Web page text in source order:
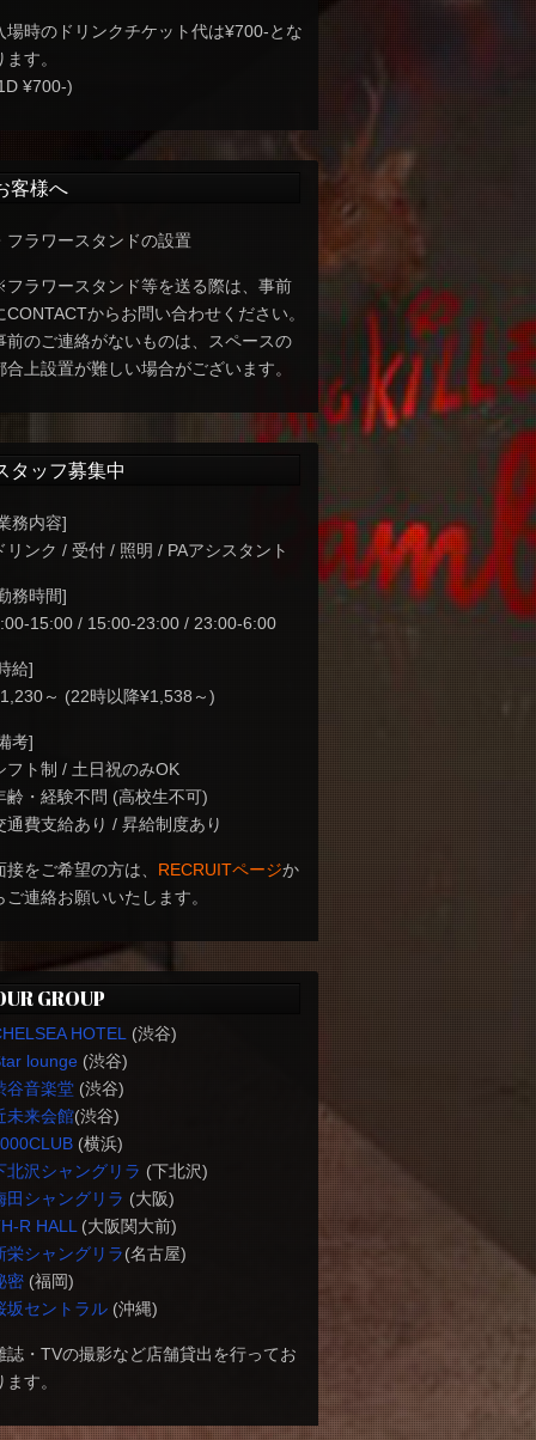
場時のドリンクチケット代は¥700-とな
ます。
¥700-)
客様へ
フラワースタンドの設置
ラワースタンド等を送る際は、事前
CONTACTからお問い合わせください。
前のご連絡がないものは、スペースの
合上設置が難しい場合がございます。
タッフ募集中
務内容]
リンク / 受付 / 照明 / PAアシスタント
務時間]
15:00 / 15:00-23:00 / 23:00-6:00
給]
～ (22時以降¥1,538～)
考]
フト制 / 土日祝のみOK
齢・経験不問 (高校生不可)
通費支給あり / 昇給制度あり
接をご希望の方は、 RECRUITページか
ご連絡お願いいたします。
GROUP
HOTEL
(渋谷)
lounge(渋谷)
谷音楽堂(渋谷)
未来会館(渋谷)
(横浜)
北沢シャングリラ (下北沢)
田シャングリラ (大阪)
R HALL (大阪関大前)
栄シャングリラ(名古屋)
密(福岡)
坂セントラル(沖縄)
誌・TVの撮影など店舗貸出を行ってお
ます。